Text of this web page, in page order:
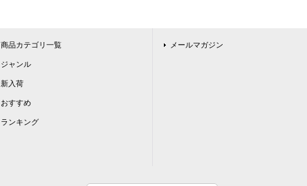
商品カテゴリ一覧
ジャンル
新入荷
おすすめ
ランキング
メールマガジン